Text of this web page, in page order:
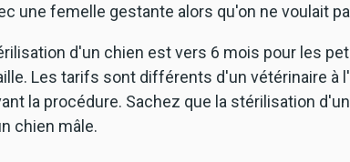
une femelle gestante alors qu'on ne voulait
d'un chien est vers 6 mois pour les
Les tarifs sont différents d'un vétérinaire à
la procédure. Sachez que la stérilisation
chien mâle.